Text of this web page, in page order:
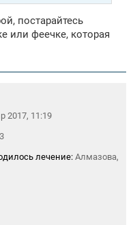
постарайтесь
или феечке, которая
2017, 11:19
3
лечение: Алмазова,